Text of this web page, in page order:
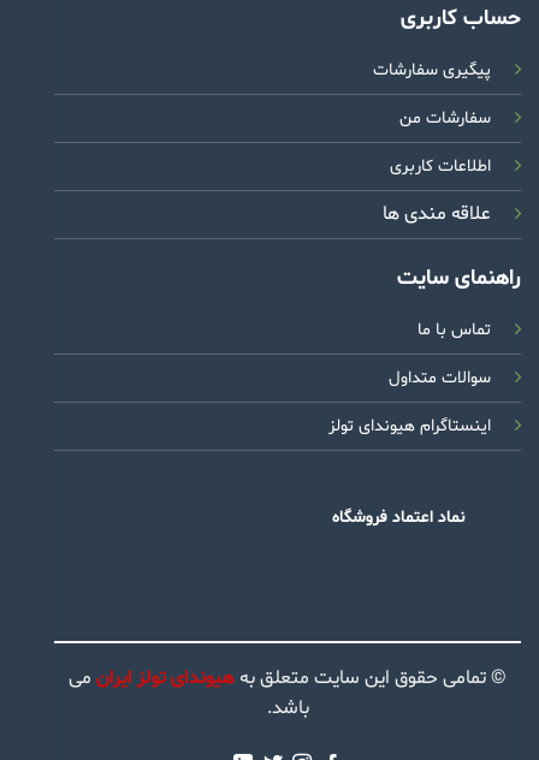
حساب کاربری
پیگیری سفارشات
سفارشات من
اطلاعات کاربری
علاقه مندی ها
راهنمای سایت
تماس با ما
سوالات متداول
اینستاگرام هیوندای تولز
نماد اعتماد فروشگاه
© تمامی حقوق این سایت متعلق به هیوندای تولز ایران می
باشد.